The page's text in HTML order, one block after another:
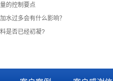
的控制要点
水过多会有什么影响？
是否已经初凝?